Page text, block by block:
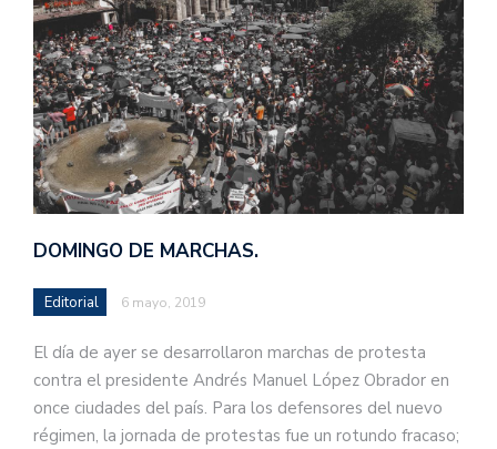
DOMINGO DE MARCHAS.
Editorial 6 mayo, 2019
El día de ayer se desarrollaron marchas de protesta
contra el presidente Andrés Manuel López Obrador en
once ciudades del país. Para los defensores del nuevo
régimen, la jornada de protestas fue un rotundo fracaso;